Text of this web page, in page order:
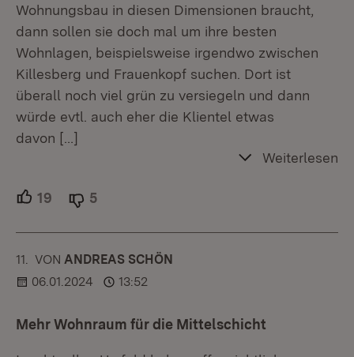
Wohnungsbau in diesen Dimensionen braucht,
dann sollen sie doch mal um ihre besten
Wohnlagen, beispielsweise irgendwo zwischen
Killesberg und Frauenkopf suchen. Dort ist
überall noch viel grün zu versiegeln und dann
würde evtl. auch eher die Klientel etwas
davon […]
Weiterlesen
19 Unterstützer.
5
11. KOMMENTAR
VON :ANDREAS SCHÖN
06.01.2024
13:52
Mehr Wohnraum für die Mittelschicht